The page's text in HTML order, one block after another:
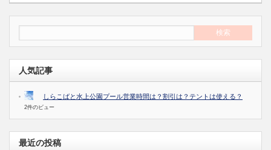
人気記事
しらこばと水上公園プール営業時間は？割引は？テントは使える？
2件のビュー
最近の投稿